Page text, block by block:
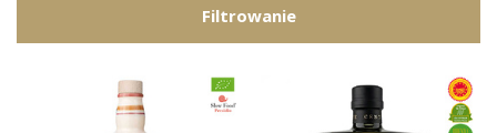
Filtrowanie